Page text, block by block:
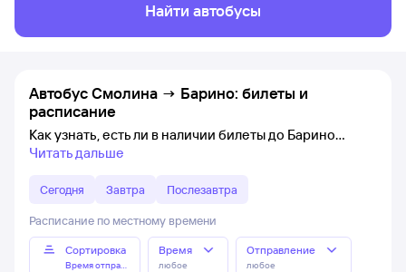
Найти автобусы
Автобус Смолина → Барино: билеты и
расписание
Как узнать, есть ли в наличии билеты до Барино
Читать дальше
Сегодня Завтра Послезавтра
Расписание по местному времени
Сортировка
Время отправления
Время
любое
Отправление
любое